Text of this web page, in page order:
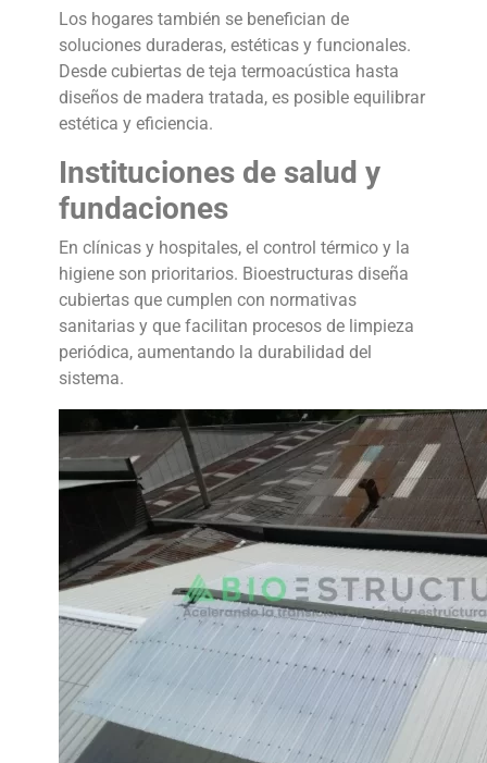
Los hogares también se benefician de
soluciones duraderas, estéticas y funcionales.
Desde cubiertas de teja termoacústica hasta
diseños de madera tratada, es posible equilibrar
estética y eficiencia.
Instituciones de salud y
fundaciones
En clínicas y hospitales, el control térmico y la
higiene son prioritarios. Bioestructuras diseña
cubiertas que cumplen con normativas
sanitarias y que facilitan procesos de limpieza
periódica, aumentando la durabilidad del
sistema.